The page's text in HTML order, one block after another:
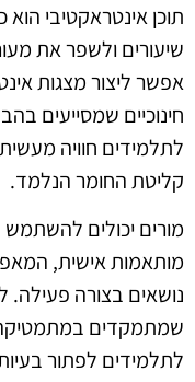
תוכן אינטראקטיבי הוא
שיעורים ולשפר את
אפשר ליצור מצגות
חינוכיים שמסייעים
לתלמידים חוויה
קליטת החומר הנלמד.
מורים יכולים להשתמש
מותאמות אישית,
נושאים בצורה
שמתמקדים
לתלמידים לפתור